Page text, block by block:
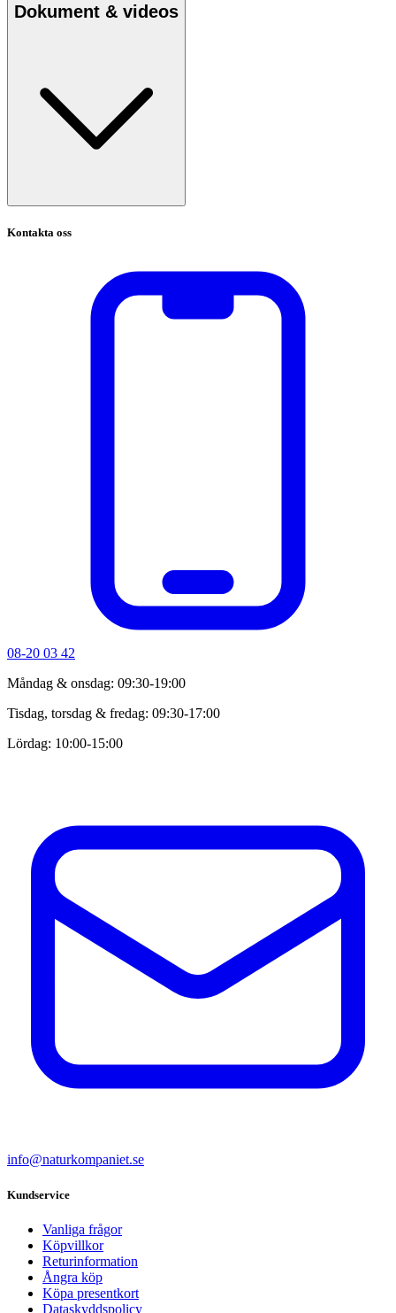
Dokument & videos
Kontakta oss
08-20 03 42
Måndag & onsdag: 09:30-19:00
Tisdag, torsdag & fredag: 09:30-17:00
Lördag: 10:00-15:00
info@naturkompaniet.se
Kundservice
Vanliga frågor
Köpvillkor
Returinformation
Ångra köp
Köpa presentkort
Dataskyddspolicy